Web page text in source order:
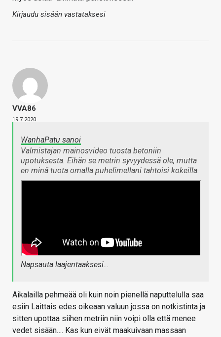
Kirjaudu sisään vastataksesi
VVA86
19.7.2020
WanhaPatu sanoi
Valmistajan mainosvideo tuosta betoniin
upotuksesta. Eihän se metrin syvyydessä ole, mutta
en minä tuota omalla puhelimellani tahtoisi kokeilla.
Napsauta laajentaaksesi…
Aikalailla pehmeää oli kuin noin pienellä naputtelulla saa
esiin Laittais edes oikeaan valuun jossa on notkistinta ja
sitten upottaa siihen metriin niin voipi olla että menee
vedet sisään…. Kas kun eivät maakuivaan massaan